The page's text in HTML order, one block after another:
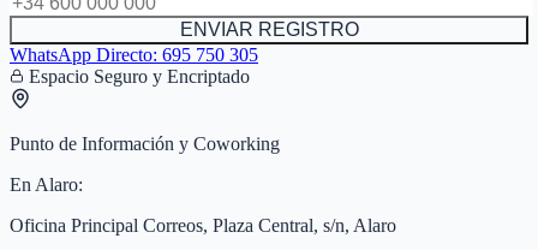
ENVIAR REGISTRO
WhatsApp Directo: 695 750 305
Espacio Seguro y Encriptado
Punto de Información y Coworking
En Alaro:
Oficina Principal Correos, Plaza Central, s/n, Alaro